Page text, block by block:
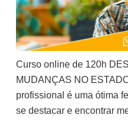
Curso online de 120h
MUDANÇAS NO
profissional é uma ótima
se destacar e encontrar